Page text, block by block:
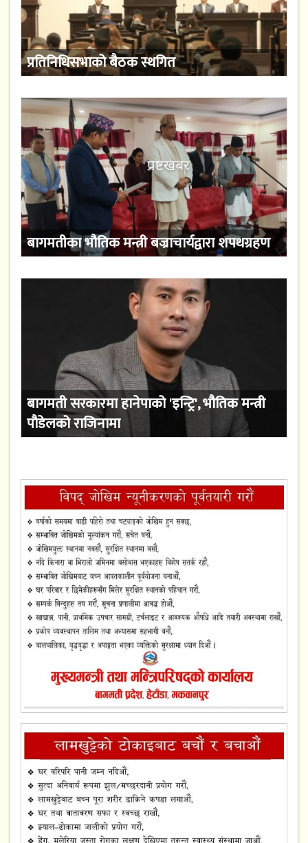
प्रतिनिधिसभाको बैठक स्थगित
बागमतीका भौतिक मन्त्री बज्राचार्यद्वारा शपथग्रहण
बागमती सरकारमा हानेपाको 'इन्ट्रि', भौतिक मन्त्री
पौडेलको राजिनामा